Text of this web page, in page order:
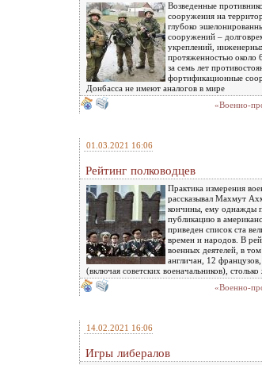
Возведенные
сооружения на
глубоко
сооружений –
укреплений,
протяженностью около
за семь лет
фортификационные
Донбасса не имеют аналогов в мире
«Военно-
01.03.2021 16:06
Рейтинг полководцев
Практика измерения
рассказывал Махмут
кончины, ему однажды
публикацию в
приведен список ста
времен и народов. В
военных деятелей, в
англичан, 12
(включая советских военачальников), столько
«Военно-
14.02.2021 16:06
Игры либералов